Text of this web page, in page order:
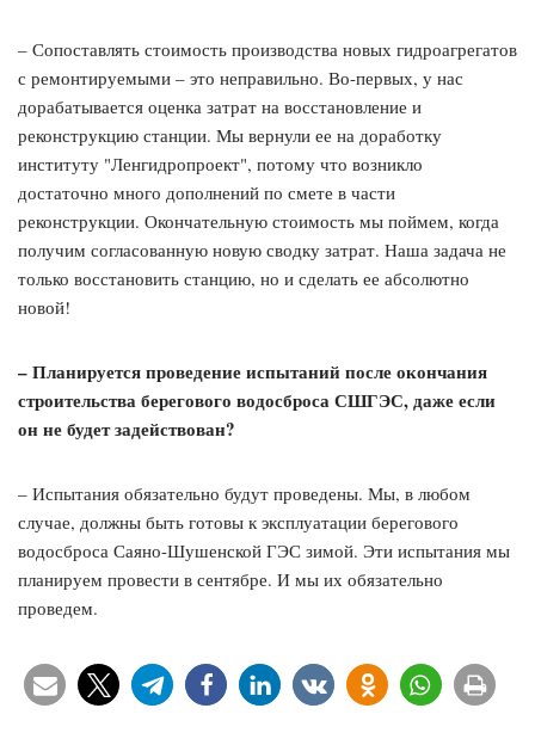
– Сопоставлять стоимость производства новых гидроагрегатов
с ремонтируемыми – это неправильно. Во-первых, у нас
дорабатывается оценка затрат на восстановление и
реконструкцию станции. Мы вернули ее на доработку
институту "Ленгидропроект", потому что возникло
достаточно много дополнений по смете в части
реконструкции. Окончательную стоимость мы поймем, когда
получим согласованную новую сводку затрат. Наша задача не
только восстановить станцию, но и сделать ее абсолютно
новой!
– Планируется проведение испытаний после окончания
строительства берегового водосброса СШГЭС, даже если
он не будет задействован?
– Испытания обязательно будут проведены. Мы, в любом
случае, должны быть готовы к эксплуатации берегового
водосброса Саяно-Шушенской ГЭС зимой. Эти испытания мы
планируем провести в сентябре. И мы их обязательно
проведем.